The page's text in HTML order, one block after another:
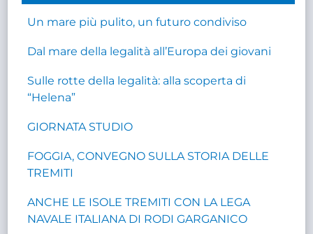
Un mare più pulito, un futuro condiviso
Dal mare della legalità all’Europa dei giovani
Sulle rotte della legalità: alla scoperta di
“Helena”
GIORNATA STUDIO
FOGGIA, CONVEGNO SULLA STORIA DELLE
TREMITI
ANCHE LE ISOLE TREMITI CON LA LEGA
NAVALE ITALIANA DI RODI GARGANICO